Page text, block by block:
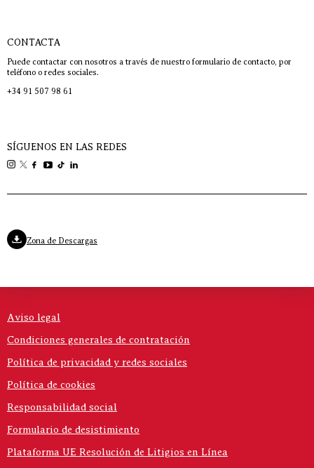
CONTACTA
Puede contactar con nosotros a través de nuestro formulario de contacto, por
teléfono o redes sociales.
+34 91 507 98 61
SÍGUENOS EN LAS REDES
Zona de Descargas
Aviso legal
Condiciones generales de contratación
Política de privacidad y redes sociales
Política de cookies
Responsabilidad social
Formulario de desistimiento
Plataforma UE Resolución de Litigios en Línea